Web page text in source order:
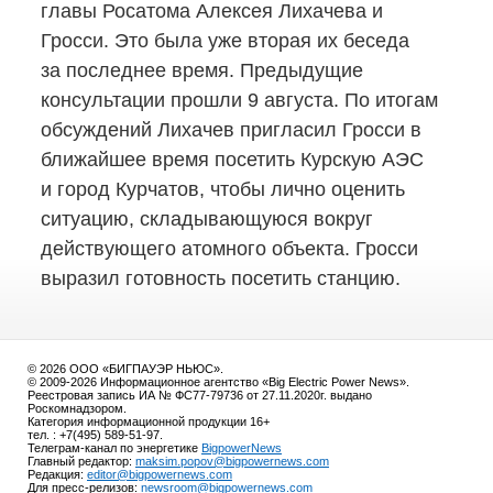
главы Росатома Алексея Лихачева и
Гросси. Это была уже вторая их беседа
за последнее время. Предыдущие
консультации прошли 9 августа. По итогам
обсуждений Лихачев пригласил Гросси в
ближайшее время посетить Курскую АЭС
и город Курчатов, чтобы лично оценить
ситуацию, складывающуюся вокруг
действующего атомного объекта. Гросси
выразил готовность посетить станцию.
© 2026 ООО «БИГПАУЭР НЬЮС».
© 2009-2026 Информационное агентство «Big Electric Power News».
Реестровая запись ИА № ФС77-79736 от 27.11.2020г. выдано
Роскомнадзором.
Категория информационной продукции 16+
тел. : +7(495) 589-51-97.
Телеграм-канал по энергетике BigpowerNews
Главный редактор: maksim.popov@bigpowernews.com
Редакция: editor@bigpowernews.com
Для пресс-релизов: newsroom@bigpowernews.com